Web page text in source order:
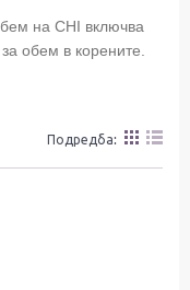
на CHI включва
обем в корените.
Подредба: